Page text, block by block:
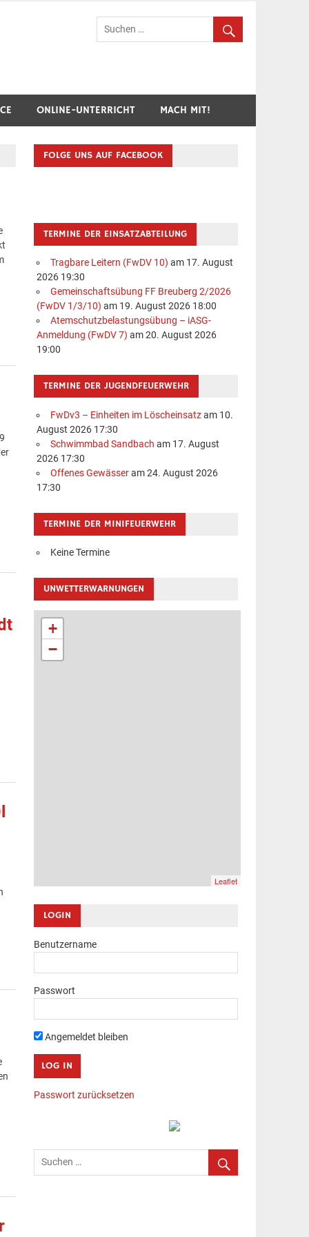
Breuberg-Hainstadt
ONLINE-UNTERRICHT MACH MIT!
FOLGE UNS AUF FACEBOOK
TERMINE DER EINSATZABTEILUNG
Tragbare Leitern (FwDV 10) am 17. August
2026 19:30
Gemeinschaftsübung FF Breuberg 2/2026
(FwDV 1/3/10) am 19. August 2026 18:00
Atemschutzbelastungsübung – iASG-
Anmeldung (FwDV 7) am 20. August 2026
19:00
TERMINE DER JUGENDFEUERWEHR
FwDv3 – Einheiten im Löscheinsatzam 10.
August 2026 17:30
Schwimmbad Sandbach am 17. August
2026 17:30
Offenes Gewässeram 24. August 2026
17:30
TERMINE DER MINIFEUERWEHR
Keine Termine
UNWETTERWARNUNGEN
+
−
Leaflet
LOGIN
Benutzername
Passwort
Angemeldet bleiben
Passwort zurücksetzen